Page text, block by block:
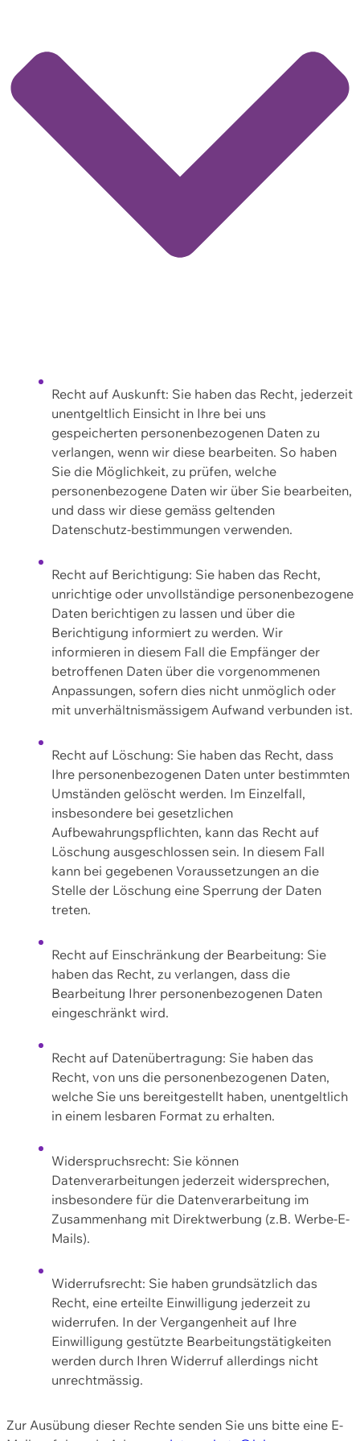
Recht auf Auskunft: Sie haben das Recht, jederzeit
unentgeltlich Einsicht in Ihre bei uns
gespeicherten personenbezogenen Daten zu
verlangen, wenn wir diese bearbeiten. So haben
Sie die Möglichkeit, zu prüfen, welche
personenbezogene Daten wir über Sie bearbeiten,
und dass wir diese gemäss geltenden
Datenschutz-bestimmungen verwenden.
Recht auf Berichtigung: Sie haben das Recht,
unrichtige oder unvollständige personenbezogene
Daten berichtigen zu lassen und über die
Berichtigung informiert zu werden. Wir
informieren in diesem Fall die Empfänger der
betroffenen Daten über die vorgenommenen
Anpassungen, sofern dies nicht unmöglich oder
mit unverhältnismässigem Aufwand verbunden ist.
Recht auf Löschung: Sie haben das Recht, dass
Ihre personenbezogenen Daten unter bestimmten
Umständen gelöscht werden. Im Einzelfall,
insbesondere bei gesetzlichen
Aufbewahrungspflichten, kann das Recht auf
Löschung ausgeschlossen sein. In diesem Fall
kann bei gegebenen Voraussetzungen an die
Stelle der Löschung eine Sperrung der Daten
treten.
Recht auf Einschränkung der Bearbeitung: Sie
haben das Recht, zu verlangen, dass die
Bearbeitung Ihrer personenbezogenen Daten
eingeschränkt wird.
Recht auf Datenübertragung: Sie haben das
Recht, von uns die personenbezogenen Daten,
welche Sie uns bereitgestellt haben, unentgeltlich
in einem lesbaren Format zu erhalten.
Widerspruchsrecht: Sie können
Datenverarbeitungen jederzeit widersprechen,
insbesondere für die Datenverarbeitung im
Zusammenhang mit Direktwerbung (z.B. Werbe-E-
Mails).
Widerrufsrecht: Sie haben grundsätzlich das
Recht, eine erteilte Einwilligung jederzeit zu
widerrufen. In der Vergangenheit auf Ihre
Einwilligung gestützte Bearbeitungstätigkeiten
werden durch Ihren Widerruf allerdings nicht
unrechtmässig.
Zur Ausübung dieser Rechte senden Sie uns bitte eine E-